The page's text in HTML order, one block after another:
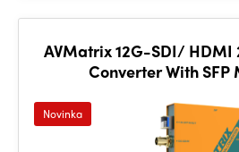
AVMatrix 12G-SDI/
Converter With SFP
Novinka